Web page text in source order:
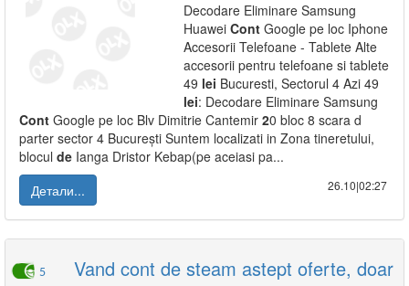
Decodare Eliminare Samsung
Huawei Cont Google pe loc Iphone
Accesorii Telefoane - Tablete Alte
accesorii pentru telefoane si tablete
49 lei Bucuresti, Sectorul 4 Azi 49
lei: Decodare Eliminare Samsung
Cont Google pe loc Blv Dimitrie Cantemir 20 bloc 8 scara d
parter sector 4 București Suntem localizati in Zona tineretului,
blocul de Ianga Dristor Kebap(pe aceiasi pa...
Детали...
26.10|02:27
5
Vand cont de steam astept oferte, doar